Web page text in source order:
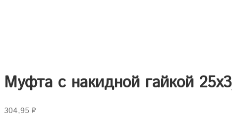
Муфта с накидной гайкой
304,95 ₽